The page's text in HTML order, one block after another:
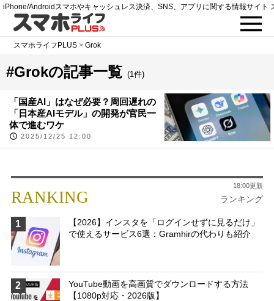
iPhone/Androidスマホやキャッシュレス決済、SNS、アプリに関する情報サイト
スマホライフPLUS >Grok
#Grokの記事一覧 (1件)
「国産AI」はなぜ必要？周回遅れの
「日本産AIモデル」の開発が官民一
体で進むワケ
2025/12/25 12:00
RANKING ランキング
18:00更新
1
【2026】インスタを「ログインせずに見るだけ」
で使えるサービス6選：Gramhirの代わりも紹介
2
YouTube動画を高画質でダウンロードする方法
【1080p対応・2026版】